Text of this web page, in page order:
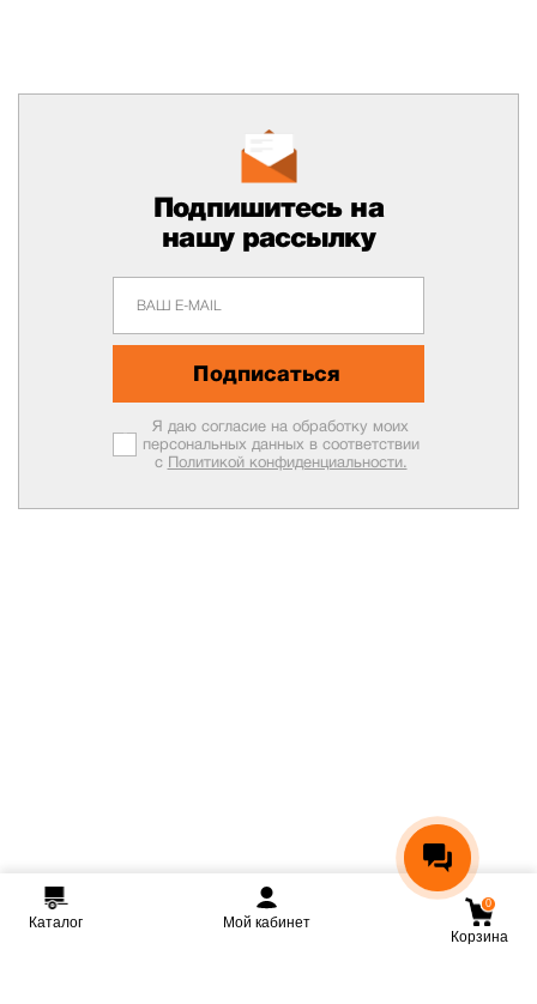
Подпишитесь на
нашу рассылку
Подписаться
Я даю согласие на обработку моих
персональных данных в соответствии
с Политикой конфиденциальности.
Каталог Мой кабинет
0
Корзина